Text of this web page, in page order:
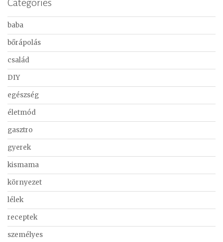
Categories
baba
bőrápolás
család
DIY
egészség
életmód
gasztro
gyerek
kismama
környezet
lélek
receptek
személyes